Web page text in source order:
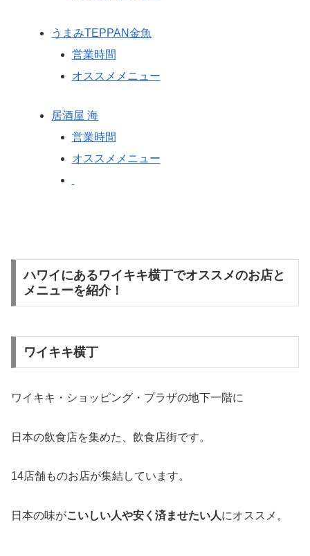
うまみTEPPAN金魚
営業時間
オススメメニュー
居酒屋 海
営業時間
オススメメニュー
ハワイにあるワイキキ横丁でオススメのお店と
メニューを紹介！
ワイキキ横丁
ワイキキ・ショッピング・プラザの地下一階に
日本の飲食店を集めた、飲食店街です。
14店舗ものお店が集結しています。
日本の味がこいしい人や安く済ませたい人にオススメ。